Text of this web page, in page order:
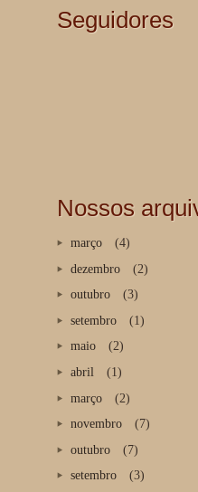
Seguidores
Nossos
março
(4)
dezembro
(2)
outubro
(3)
setembro
(1)
maio
(2)
abril
(1)
março
(2)
novembro
(7)
outubro
(7)
setembro
(3)